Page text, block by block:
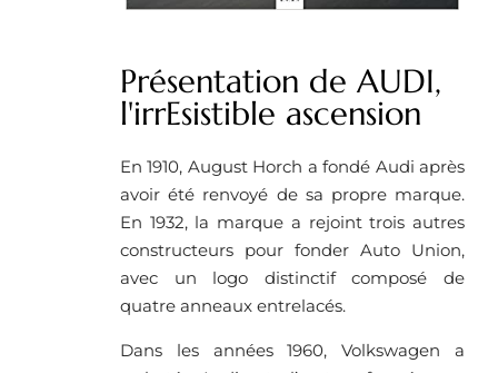
Présentation de AUDI,
l'irrEsistible ascension
En 1910, August Horch a fondé Audi après
avoir été renvoyé de sa propre marque.
En 1932, la marque a rejoint trois autres
constructeurs pour fonder Auto Union,
avec un logo distinctif composé de
quatre anneaux entrelacés.
Dans les années 1960, Volkswagen a